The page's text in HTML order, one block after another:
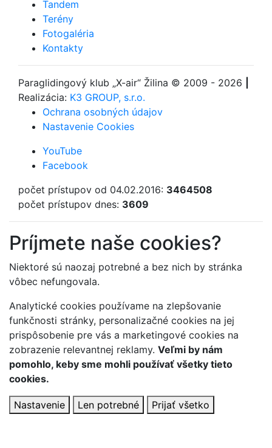
Tandem
Terény
Fotogaléria
Kontakty
Paraglidingový klub „X-air“ Žilina © 2009 - 2026
Realizácia: K3 GROUP, s.r.o.
Ochrana osobných údajov
Nastavenie Cookies
YouTube
Facebook
počet prístupov od 04.02.2016: 3464508
počet prístupov dnes: 3609
Príjmete naše cookies?
Niektoré sú naozaj potrebné a bez nich by stránka
vôbec nefungovala.
Analytické cookies používame na zlepšovanie
funkčnosti stránky, personalizačné cookies na jej
prispôsobenie pre vás a marketingové cookies na
zobrazenie relevantnej reklamy. Veľmi by nám
pomohlo, keby sme mohli používať všetky tieto
cookies.
Nastavenie Len potrebné Prijať všetko